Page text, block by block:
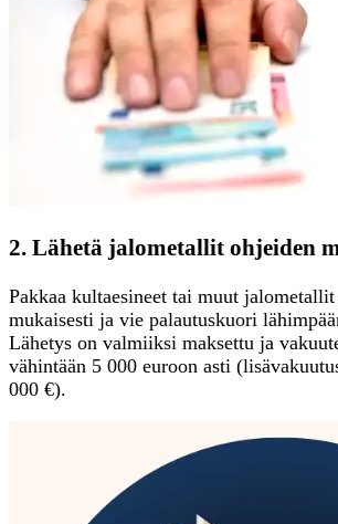
2. Lähetä jalometallit ohjeiden
Pakkaa kultaesineet tai muut
mukaisesti ja vie palautuskuori
Lähetys on valmiiksi maksettu ja
vähintään 5 000 euroon asti
000 €).